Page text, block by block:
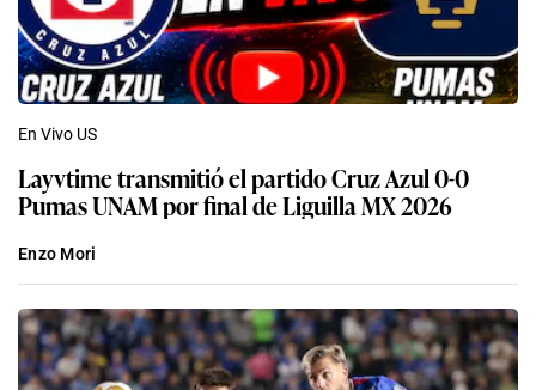
En Vivo US
Layvtime transmitió el partido Cruz Azul 0-0
Pumas UNAM por final de Liguilla MX 2026
Enzo Mori